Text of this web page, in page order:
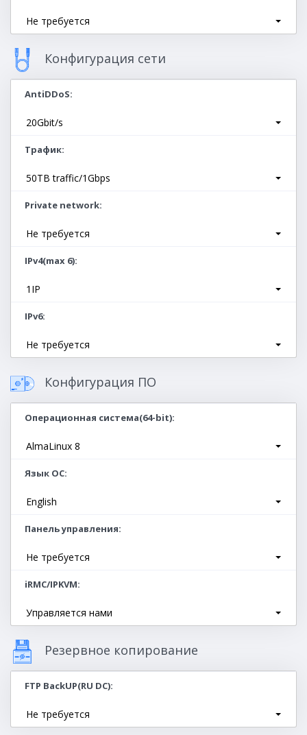
Не требуется
Конфигурация сети
AntiDDoS
20Gbit/s
Трафик
50TB traffic/1Gbps
Private network
Не требуется
IPv4(max 6)
1IP
IPv6
Не требуется
Конфигурация ПО
Операционная система(64-bit)
AlmaLinux 8
Язык ОС
English
Панель управления
Не требуется
iRMC/IPKVM
Управляется нами
Резервное копирование
FTP BackUP(RU DC)
Не требуется